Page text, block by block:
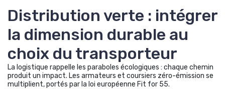
Distribution verte : intégrer
la dimension durable au
choix du transporteur
La logistique rappelle les paraboles écologiques : chaque chemin
produit un impact. Les armateurs et coursiers zéro-émission se
multiplient, portés par la loi européenne Fit for 55.